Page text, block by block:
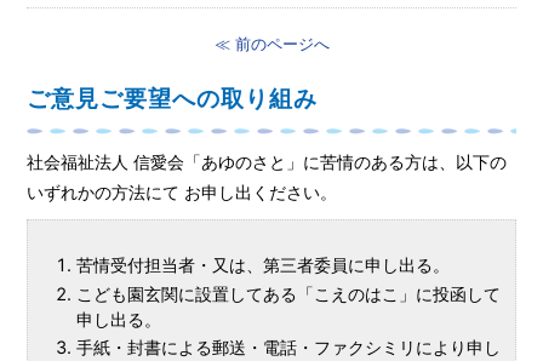
≪ 前のページへ
ご意見ご要望への取り組み
社会福祉法人 信愛会「あゆのさと」に苦情のある方は、以下の
いずれかの方法にて お申し出ください。
苦情受付担当者・又は、第三者委員に申し出る。
こども園玄関に設置してある「こえのはこ」に投函して
申し出る。
手紙・封書による郵送・電話・ファクシミリにより申し